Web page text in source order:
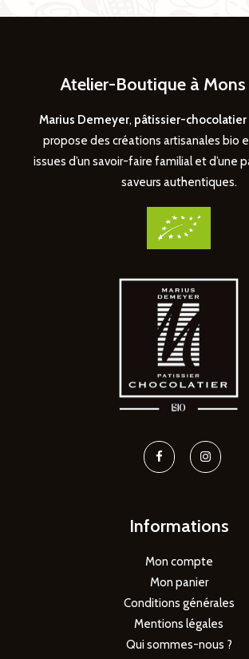
Atelier-Boutique à Mons
Marius Demeyer, pâtissier-chocolatier
propose des créations artisanales bio
issues d’un savoir-faire familial et d’une
saveurs authentiques.
Informations
Mon compte
Mon panier
Conditions générales
Mentions légales
Qui sommes-nous ?